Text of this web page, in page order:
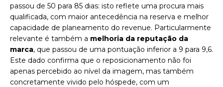
passou de 50 para 85 dias: isto reflete uma procura mais
qualificada, com maior antecedência na reserva e melhor
capacidade de planeamento do revenue. Particularmente
relevante é também a melhoria da reputação da
marca, que passou de uma pontuação inferior a 9 para 9,6.
Este dado confirma que o reposicionamento não foi
apenas percebido ao nível da imagem, mas também
concretamente vivido pelo hóspede, com um